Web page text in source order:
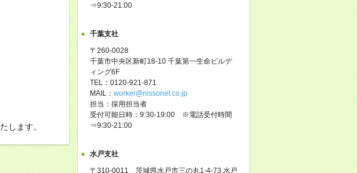
します。
⇒9:30-21:00
千葉支社
〒260-0028
千葉市中央区新町18-10 千葉第一生命ビルデ
ィング6F
TEL：0120-921-871
MAIL： worker@nissonet.co.jp
担当：採用担当者
受付可能日時：9:30-19:00 ※電話受付時間
⇒9:30-21:00
水戸支社
〒310-0011 茨城県水戸市三の丸1-4-73 水戸